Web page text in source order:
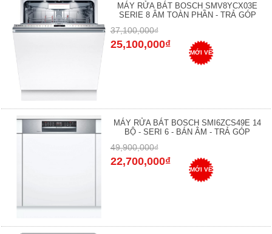
MÁY RỬA BÁT BOSCH SMV8YCX03E
SERIE 8 ÂM TOÀN PHẦN - TRẢ GÓP
37,100,000₫
25,100,000₫
MỚI VỀ
MÁY RỬA BÁT BOSCH SMI6ZCS49E 14
BỘ - SERI 6 - BÁN ÂM - TRẢ GÓP
49,900,000₫
22,700,000₫
MỚI VỀ